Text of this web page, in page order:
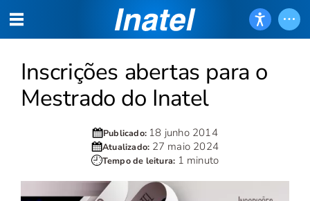
Inscrições abertas para o
Mestrado do Inatel
Publicado: 18 junho 2014
Atualizado: 27 maio 2024
Tempo de leitura: 1 minuto